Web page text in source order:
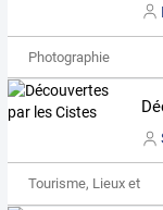
Photographie
Tourisme, Lieux et